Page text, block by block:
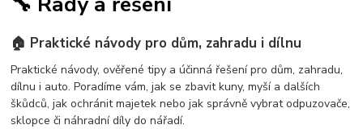
jak ulovit kunu
jak se zbavit kuny
kemo m176
kemo m100n
plašič kun do auta
jak na prasata
odpuzovač divočáků
🏠 Praktické návody pro dům, zahradu i dílnu
Praktické návody, ověřené tipy a účinná řešení pro dům, zahradu,
dílnu i auto. Poradíme vám, jak se zbavit kuny, myší a dalších
škůdců, jak ochránit majetek nebo jak správně vybrat odpuzovače,
sklopce či náhradní díly do nářadí.